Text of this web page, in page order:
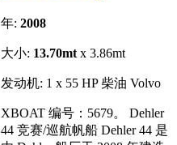
年: 2008
大小: 13.70mt x 3.86mt
发动机: 1 x 55 HP 柴油 Volvo
XBOAT 编号：5679。 Dehler
44 竞赛/巡航帆船 Dehler 44 是